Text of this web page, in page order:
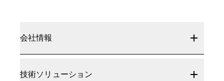
会社情報
技術ソリューション